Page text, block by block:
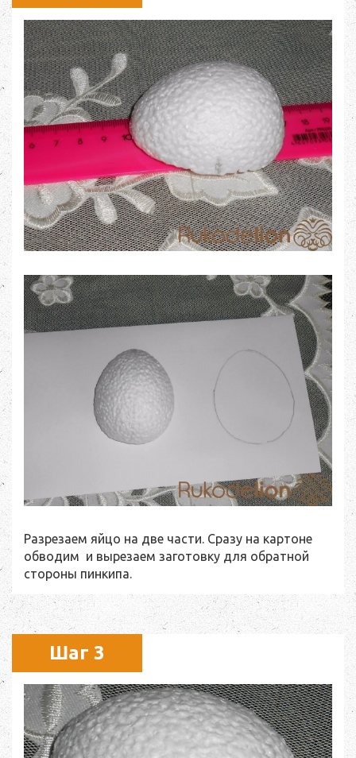
Разрезаем яйцо на две части. Сразу на картоне
обводим и вырезаем заготовку для обратной
стороны пинкипа.
Шаг 3